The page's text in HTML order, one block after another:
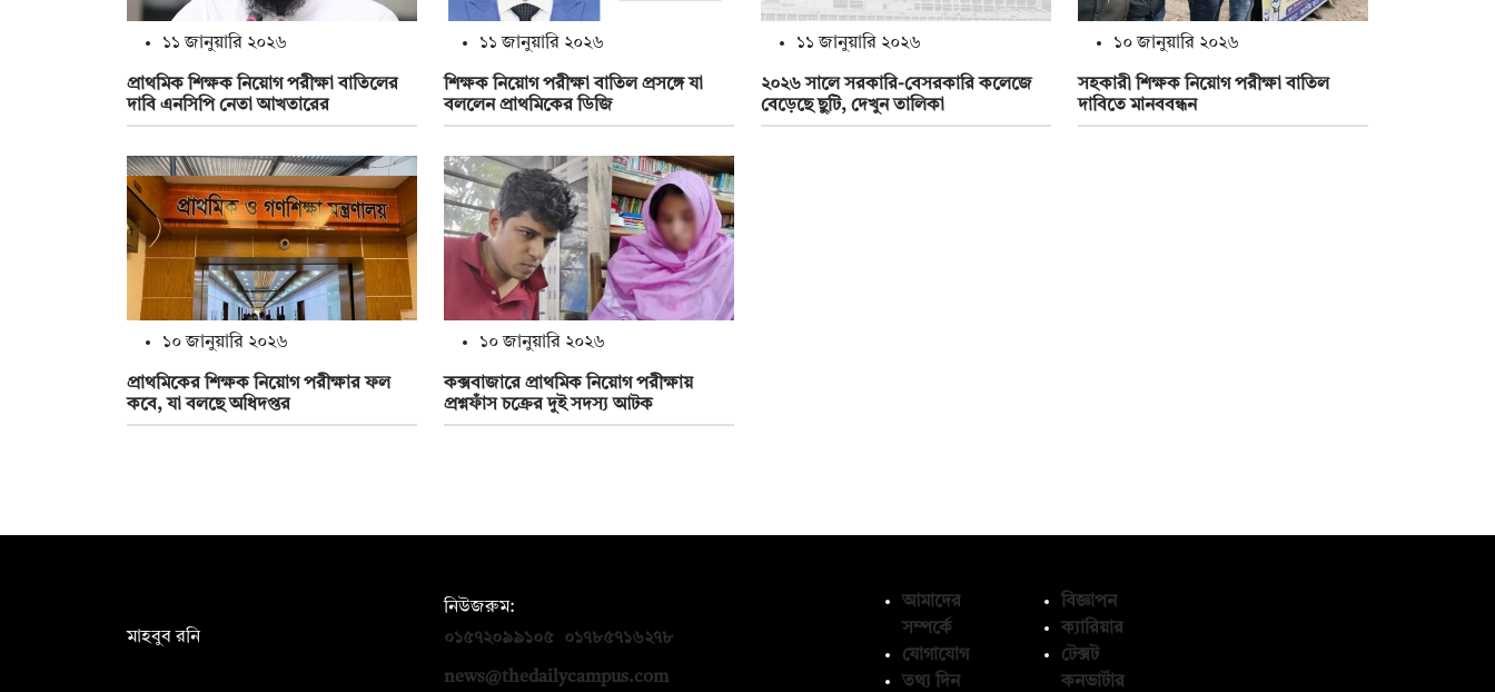
১১ জানুয়ারি ২০২৬
প্রাথমিক শিক্ষক নিয়োগ পরীক্ষা বাতিলের
দাবি এনসিপি নেতা আখতারের
১১ জানুয়ারি ২০২৬
শিক্ষক নিয়োগ পরীক্ষা বাতিল প্রসঙ্গে যা
বললেন প্রাথমিকের ডিজি
১১ জানুয়ারি ২০২৬
২০২৬ সালে সরকারি-বেসরকারি কলেজে
বেড়েছে ছুটি, দেখুন তালিকা
১০ জানুয়ারি ২০২৬
সহকারী শিক্ষক নিয়োগ পরীক্ষা বাতিল
দাবিতে মানববন্ধন
১০ জানুয়ারি ২০২৬
প্রাথমিকের শিক্ষক নিয়োগ পরীক্ষার ফল
কবে, যা বলছে অধিদপ্তর
১০ জানুয়ারি ২০২৬
কক্সবাজারে প্রাথমিক নিয়োগ পরীক্ষায়
প্রশ্নফাঁস চক্রের দুই সদস্য আটক
মাহবুব রনি
নিউজরুম:
০১৫৭২০৯৯১০৫
০১৭৮৫৭১৬২৭৮
news@thedailycampus.com
আমাদের
সম্পর্কে
যোগাযোগ
তথ্য দিন
বিজ্ঞাপন
ক্যারিয়ার
টেক্সট
কনভার্টার